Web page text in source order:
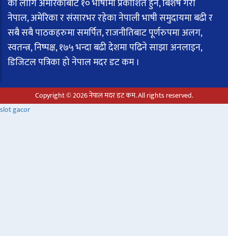
का लागि अमेरिकाबाट १० भाषामा प्रकाशित हुने, बिशेष गरी
नेपाल, अमेरिका र संसारभर रहेका नेपाली भाषी समुदायमा बढी र
सबै सबै पाठकहरुमा समर्पित, राजनीतिबाट पूर्णरुपमा अलग,
स्वतन्त्र, निष्पक्ष, १७५ भन्दा बढी देशमा पढिने साझा अनलाइन,
डिजिटल पत्रिका हो नेपाल मदर डट कम ।
Copyright © 2026 नेपाल मदर डट कम. All rights reserved.
slot gacor